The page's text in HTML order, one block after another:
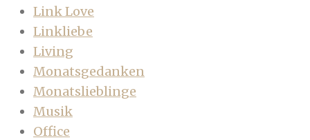
Link Love
Linkliebe
Living
Monatsgedanken
Monatslieblinge
Musik
Office